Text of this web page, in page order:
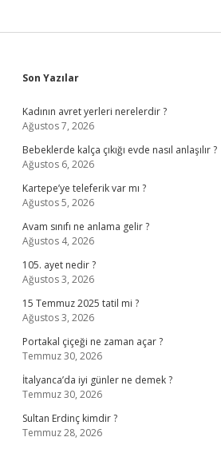
Sidebar
Son Yazılar
Kadının avret yerleri nerelerdir ?
Ağustos 7, 2026
Bebeklerde kalça çıkığı evde nasıl anlaşılır ?
Ağustos 6, 2026
Kartepe’ye teleferik var mı ?
Ağustos 5, 2026
Avam sınıfı ne anlama gelir ?
Ağustos 4, 2026
105. ayet nedir ?
Ağustos 3, 2026
15 Temmuz 2025 tatil mi ?
Ağustos 3, 2026
Portakal çiçeği ne zaman açar ?
Temmuz 30, 2026
İtalyanca’da iyi günler ne demek ?
Temmuz 30, 2026
Sultan Erdinç kimdir ?
Temmuz 28, 2026